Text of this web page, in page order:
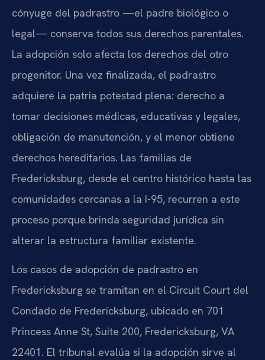
cónyuge del padrastro —el padre biológico o
legal— conserva todos sus derechos parentales.
La adopción solo afecta los derechos del otro
progenitor. Una vez finalizada, el padrastro
adquiere la patria potestad plena: derecho a
tomar decisiones médicas, educativas y legales,
obligación de manutención, y el menor obtiene
derechos hereditarios. Las familias de
Fredericksburg, desde el centro histórico hasta las
comunidades cercanas a la I-95, recurren a este
proceso porque brinda seguridad jurídica sin
alterar la estructura familiar existente.
Los casos de adopción de padrastro en
Fredericksburg se tramitan en el Circuit Court del
Condado de Fredericksburg, ubicado en 701
Princess Anne St, Suite 200, Fredericksburg, VA
22401. El tribunal evalúa si la adopción sirve al